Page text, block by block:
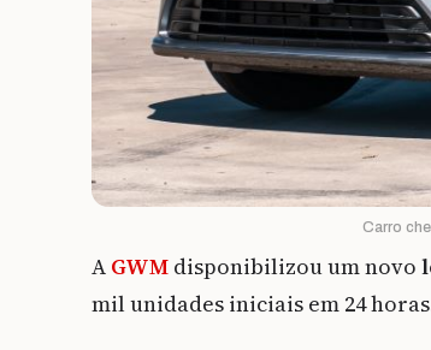
Carro
A GWM disponibilizou um novo
mil unidades iniciais em 24